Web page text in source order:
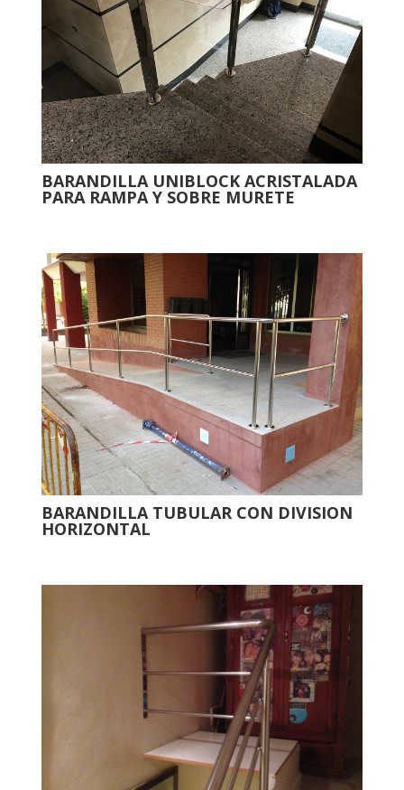
BARANDILLA UNIBLOCK ACRISTALADA
PARA RAMPA Y SOBRE MURETE
BARANDILLA TUBULAR CON DIVISION
HORIZONTAL